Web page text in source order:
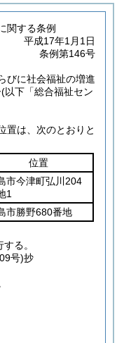
関する条例
平成17年1月1日
条例第146号
びに社会福祉の増進
(以下「総合福祉セン
置は、次のとおりと
位置
市今津町弘川204
1
市勝野680番地
る。
号)抄